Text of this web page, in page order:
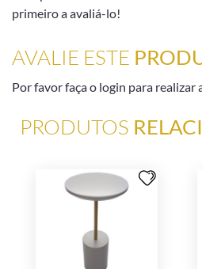
primeiro a avaliá-lo!
AVALIE ESTE
Por favor faça o login para realizar
PRODUTOS